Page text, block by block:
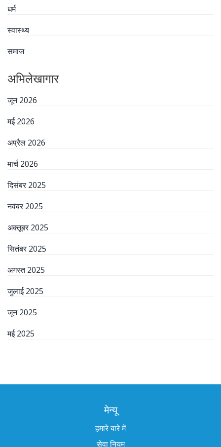
धर्म
स्वास्थ्य
समाज
अभिलेखागार
जून 2026
मई 2026
अप्रैल 2026
मार्च 2026
दिसंबर 2025
नवंबर 2025
अक्तूबर 2025
सितंबर 2025
अगस्त 2025
जुलाई 2025
जून 2025
मई 2025
मेन्यू
हमारे बारे में
सेवा नियम